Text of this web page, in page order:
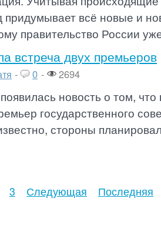
придумывает всё новые и
правительство России
встреча двух премьеров
- 0 - 2694
новость о том, что
государственного
стороны
3 Следующая Последняя